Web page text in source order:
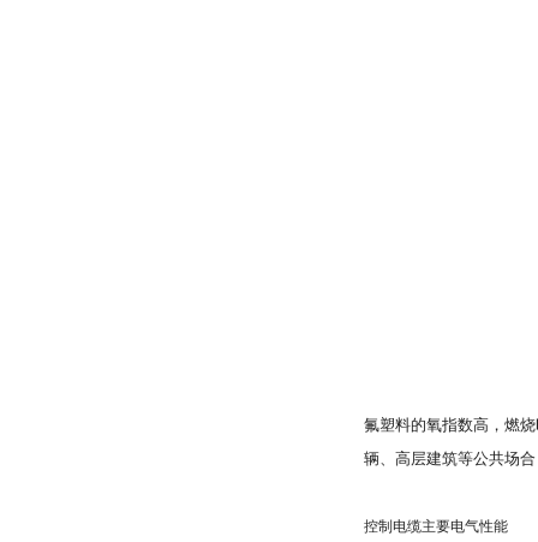
氟塑料的氧指数高，燃
辆、高层建筑等公共场
控制电缆主要电气性能